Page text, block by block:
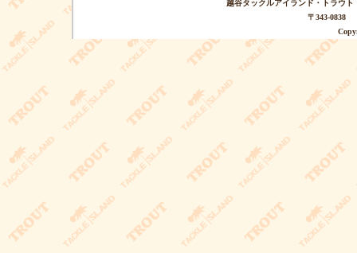
越谷タックルアイランド・トラ
〒343-0838